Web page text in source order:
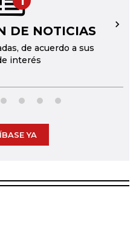
DE NOTICIAS
de acuerdo a sus
interés
→
YA